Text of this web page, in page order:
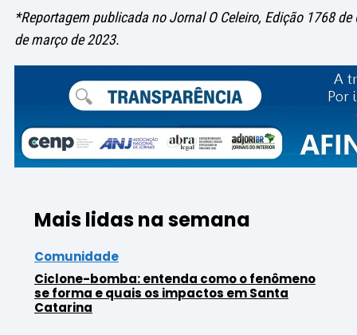
*Reportagem publicada no Jornal O Celeiro, Edição 1768 de
de março de 2023.
Mais lidas na semana
Comunidade
Ciclone-bomba: entenda como o fenômeno
se forma e quais os impactos em Santa
Catarina